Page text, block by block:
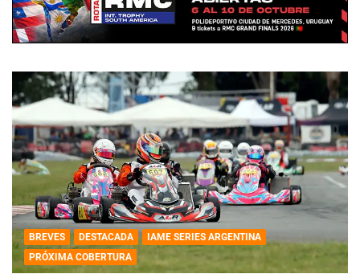
BREVES DESTACADA
IAME SERIES ARGENTINA
PRÓXIMA COBERTURA